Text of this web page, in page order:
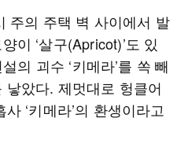
주의 주택 벽 사이에서 발
이 ‘살구(Apricot)’도 있
의 괴수 ‘키메라’를 쏙 빼
았다. 제멋대로 헝클어
‘키메라’의 환생이라고